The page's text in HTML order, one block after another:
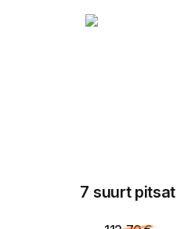
7 suurt pitsat